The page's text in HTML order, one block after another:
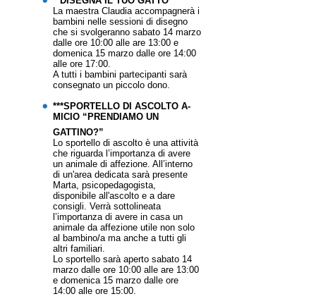
La maestra Claudia accompagnerà i
bambini nelle sessioni di disegno
che si svolgeranno sabato 14 marzo
dalle ore 10:00 alle are 13:00 e
domenica 15 marzo dalle ore 14:00
alle ore 17:00.
A tutti i bambini partecipanti sarà
consegnato un piccolo dono.
***SPORTELLO DI ASCOLTO A-
MICIO “PRENDIAMO UN
GATTINO?”
Lo sportello di ascolto è una attività
che riguarda l’importanza di avere
un animale di affezione. All’interno
di un'area dedicata sarà presente
Marta, psicopedagogista,
disponibile all'ascolto e a dare
consigli. Verrà sottolineata
l’importanza di avere in casa un
animale da affezione utile non solo
al bambino/a ma anche a tutti gli
altri familiari.
Lo sportello sarà aperto sabato 14
marzo dalle ore 10:00 alle are 13:00
e domenica 15 marzo dalle ore
14:00 alle ore 15:00.